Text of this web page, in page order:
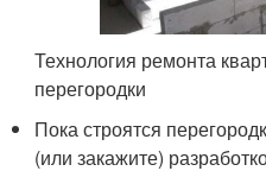
Технология ремонта
перегородки
Пока строятся
(или закажите)